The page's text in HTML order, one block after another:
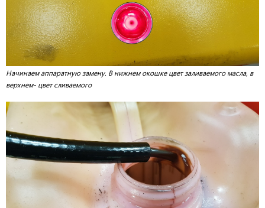
Начинаем аппаратную замену. В нижнем окошке цвет заливаемого масла, в
верхнем- цвет сливаемого